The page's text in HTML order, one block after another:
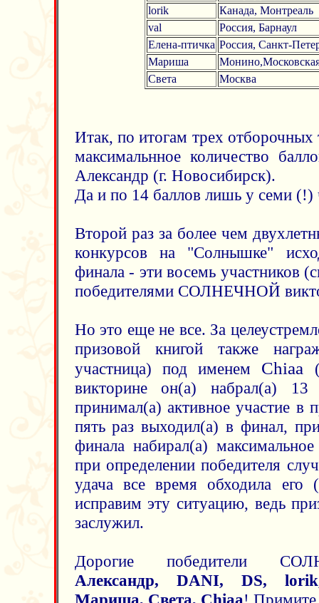
lorik
Канада, Монтреаль
val
Россия, Барнаул
Елена-птичка Россия, Санкт-
Мариша
Монино,Московская
Света
Москва
Итак, по итогам трех отборочных
максимальнное количество
Александр (г. Новосибирск).
Да и по 14 баллов лишь у семи (!)
Второй раз за более чем
конкурсов на "Солнышке"
финала - эти восемь участников
победителями СОЛНЕЧНОЙ
Но это еще не все. За
призовой книгой также
участница) под именем Chiaa
викторине он(а) набрал(а)
принимал(а) активное участие в
пять раз выходил(а) в финал,
финала набирал(а)
при определении победителя
удача все время обходила его
исправим эту ситуацию, ведь
заслужил.
Дорогие победители
Александр, DANI, DS,